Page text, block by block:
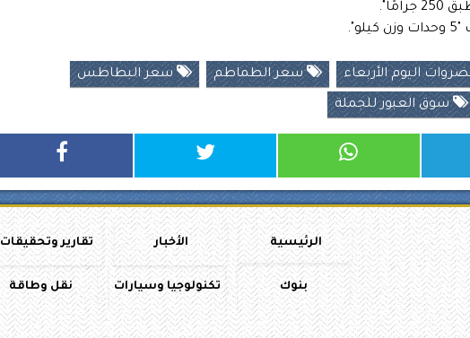
اليوم الأربعاء سعر الطماطم سعر البطاطس
سوق العبور للجملة
الرئيسية الأخبار تقارير وتحقيقات
بنوك تكنولوجيا وسيارات نقل وطاقة